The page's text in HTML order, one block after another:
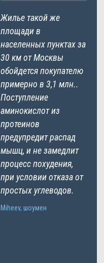
Жилье такой же
площади в
населенных пунктах за
30 км от Москвы
обойдется покупателю
примерно в 3,1 млн..
Поступление
аминокислот из
протеинов
предупредит распад
мышц, и не замедлит
процесс похудения,
при условии отказа от
простых углеводов.
Miheev, шоумен